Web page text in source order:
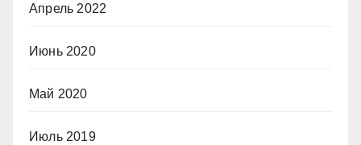
Апрель 2022
Июнь 2020
Май 2020
Июль 2019